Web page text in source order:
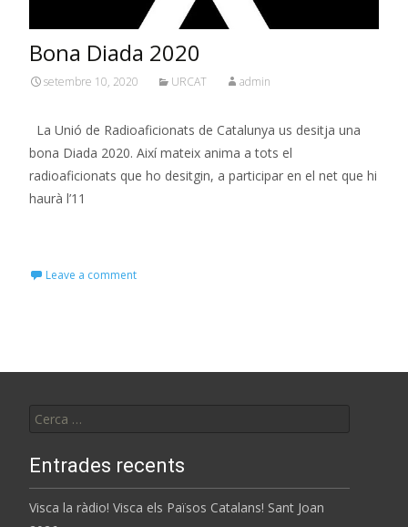
Bona Diada 2020
setembre 10, 2020 URCAT admin
La Unió de Radioaficionats de Catalunya us desitja una
bona Diada 2020. Així mateix anima a tots el
radioaficionats que ho desitgin, a participar en el net que hi
haurà l’11
Leave a comment
Entrades recents
Visca la ràdio! Visca els Països Catalans! Sant Joan